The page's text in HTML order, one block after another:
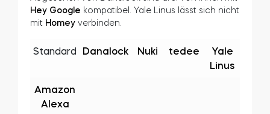
handelt es sich um einfach einzurichtende
Plattformen, die benutzerfreundlich zu
konfigurieren und zu verwenden sind. Die
mit Sprachbefehlen zu verwalten, die in smarte
Alle der hier analysierten besten Smart Locks
arbeiten mit